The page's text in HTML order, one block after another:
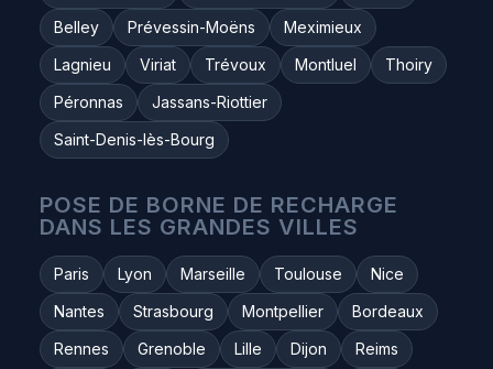
Belley
Prévessin-Moëns
Meximieux
Lagnieu
Viriat Trévoux Montluel
Thoiry
Péronnas
Jassans-Riottier
Saint-Denis-lès-Bourg
POSE DE BORNE DE RECHARGE
DANS LES GRANDES VILLES
Paris Lyon Marseille Toulouse
Nice
Nantes
Strasbourg Montpellier
Bordeaux
Rennes
Grenoble Lille Dijon
Reims